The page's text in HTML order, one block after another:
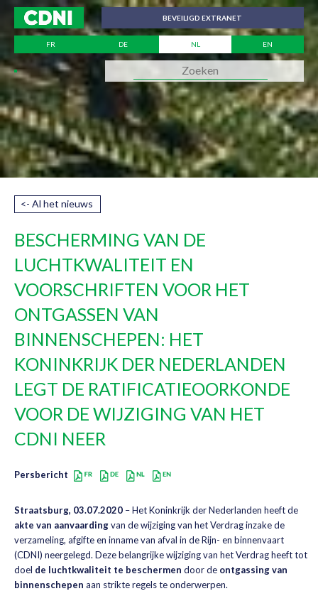
BEVEILIGD EXTRANET
FR DE NL EN
<- Al het nieuws
BESCHERMING VAN DE
LUCHTKWALITEIT EN
VOORSCHRIFTEN VOOR HET
ONTGASSEN VAN
BINNENSCHEPEN: HET
KONINKRIJK DER NEDERLANDEN
LEGT DE RATIFICATIEOORKONDE
VOOR DE WIJZIGING VAN HET
CDNI NEER
Persbericht
Straatsburg, 03.07.2020 – Het Koninkrijk der Nederlanden heeft de
akte van aanvaardingvan de wijziging van het Verdrag inzake de
verzameling, afgifte en inname van afval in de Rijn- en binnenvaart
(CDNI) neergelegd. Deze belangrijke wijziging van het Verdrag heeft tot
doel de luchtkwaliteit te beschermen door de ontgassing van
binnenschepen aan strikte regels te onderwerpen.
Cookies beheer paneel